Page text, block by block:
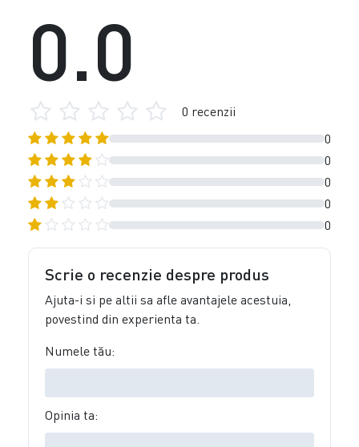
0
0
0
0
0
0.0
0 recenzii
Scrie o recenzie despre produs
Ajuta-i si pe altii sa afle avantajele acestuia,
povestind din experienta ta.
Numele tău:
Opinia ta: